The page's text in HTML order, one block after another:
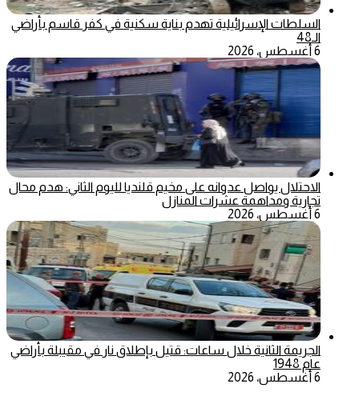
السلطات الإسرائيلية تهدم بناية سكنية في كفر قاسم بأراضي
الـ48
6 أغسطس، 2026
الاحتلال يواصل عدوانه على مخيم قلنديا لليوم الثاني: هدم محال
تجارية ومداهمة عشرات المنازل
6 أغسطس، 2026
الجريمة الثانية خلال ساعات: قتيل بإطلاق نار في مقيبلة بأراضي
عام 1948
6 أغسطس، 2026